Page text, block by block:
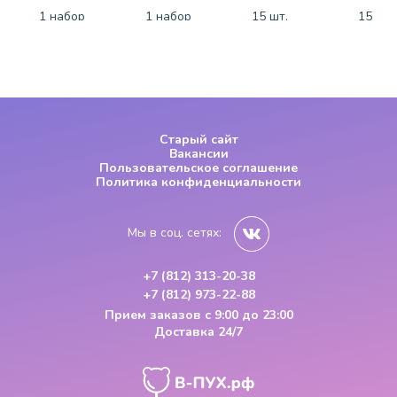
1 набор
1 набор
15 шт.
15 шт.
Старый сайт
Вакансии
Пользовательское соглашение
Политика конфиденциальности
Мы в соц. сетях:
+7 (812) 313-20-38
+7 (812) 973-22-88
Прием заказов с 9:00 до 23:00
Доставка 24/7